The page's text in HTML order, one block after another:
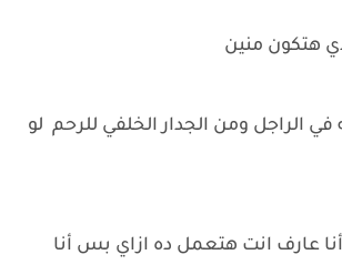
هتكون منين
في الراجل ومن الجدار الخلفي للرحم لو
عارف انت هتعمل ده ازاي بس أنا